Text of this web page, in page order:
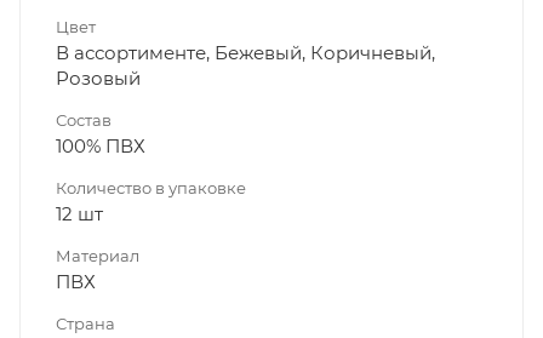
Цвет
В ассортименте, Бежевый, Коричневый,
Розовый
Состав
100% ПВХ
Количество в упаковке
12 шт
Материал
ПВХ
Страна